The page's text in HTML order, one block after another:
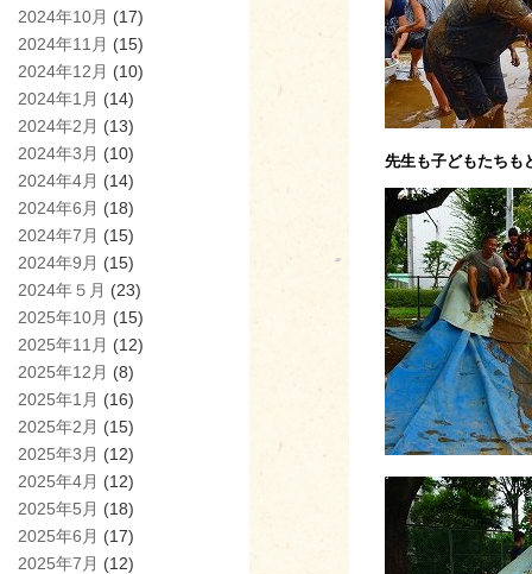
2024年10月 (17)
2024年11月 (15)
2024年12月 (10)
2024年1月 (14)
2024年2月 (13)
2024年3月 (10)
2024年4月 (14)
2024年6月 (18)
2024年7月 (15)
2024年9月 (15)
2024年５月 (23)
2025年10月 (15)
2025年11月 (12)
2025年12月 (8)
2025年1月 (16)
2025年2月 (15)
2025年3月 (12)
2025年4月 (12)
2025年5月 (18)
2025年6月 (17)
2025年7月 (12)
先生も子どもたちも